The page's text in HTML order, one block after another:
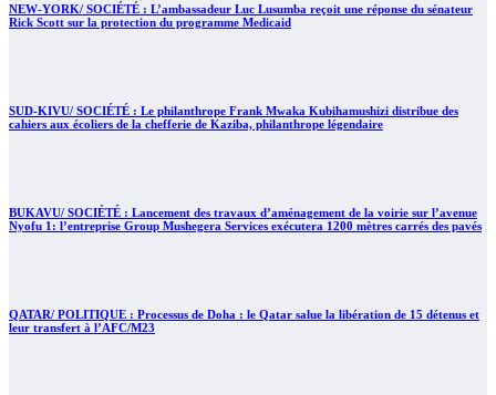
NEW-YORK/ SOCIÉTÉ : L’ambassadeur Luc Lusumba reçoit une réponse du sénateur
Rick Scott sur la protection du programme Medicaid
SUD-KIVU/ SOCIÉTÉ : Le philanthrope Frank Mwaka Kubihamushizi distribue des
cahiers aux écoliers de la chefferie de Kaziba, philanthrope légendaire
BUKAVU/ SOCIÉTÉ : Lancement des travaux d’aménagement de la voirie sur l’avenue
Nyofu 1: l’entreprise Group Mushegera Services exécutera 1200 mètres carrés des pavés
QATAR/ POLITIQUE : Processus de Doha : le Qatar salue la libération de 15 détenus et
leur transfert à l’AFC/M23